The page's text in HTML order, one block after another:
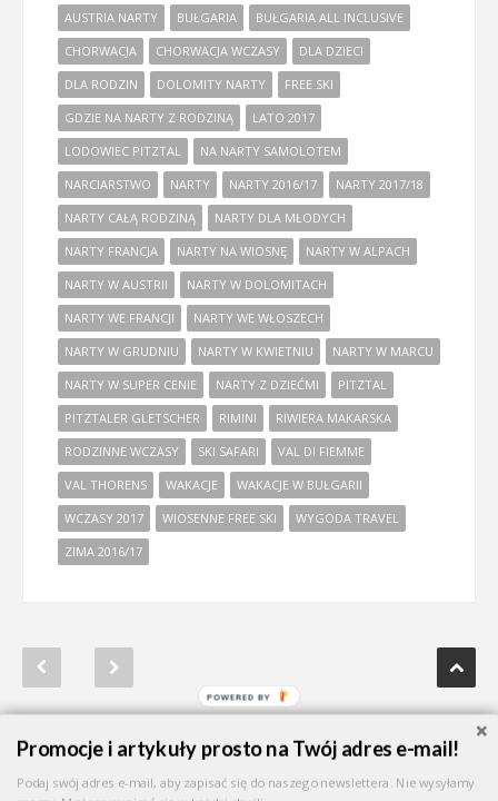
AUSTRIA NARTY BUŁGARIA
BUŁGARIA ALL INCLUSIVE
CHORWACJA
CHORWACJA WCZASY
DLA DZIECI
DLA RODZIN
DOLOMITY NARTY
FREE SKI
GDZIE NA NARTY Z RODZINĄ
LATO 2017
LODOWIEC PITZTAL
NA NARTY SAMOLOTEM
NARCIARSTWO
NARTY NARTY 2016/17
NARTY 2017/18
NARTY CAŁĄ RODZINĄ
NARTY DLA MŁODYCH
NARTY FRANCJA
NARTY NA WIOSNĘ
NARTY W ALPACH
NARTY W AUSTRII
NARTY W DOLOMITACH
NARTY WE FRANCJI
NARTY WE WŁOSZECH
NARTY W GRUDNIU
NARTY W KWIETNIU
NARTY W MARCU
NARTY W SUPER CENIE
NARTY Z DZIEĆMI
PITZTAL
PITZTALER GLETSCHER
RIMINI
RIWIERA MAKARSKA
RODZINNE WCZASY
SKI SAFARI
VAL DI FIEMME
VAL THORENS
WAKACJE
WAKACJE W BUŁGARII
WCZASY 2017
WIOSENNE FREE SKI
WYGODA TRAVEL
ZIMA 2016/17
NA SKRÓTY:NARTY WŁOCHY|NARTY AUSTRIA|NARTY FRANCJA
Promocje i artykuły prosto na Twój adres e-mail!
Podaj swój adres e-mail, aby zapisać się do naszego newslettera. Nie wysyłamy